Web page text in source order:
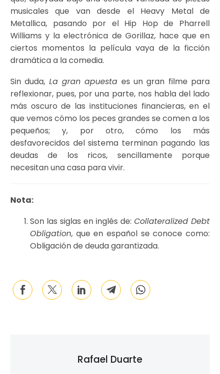
musicales que van desde el Heavy Metal de
Metallica, pasando por el Hip Hop de Pharrell
Williams y la electrónica de Gorillaz, hace que en
ciertos momentos la película vaya de la ficción
dramática a la comedia.
Sin duda, La gran apuesta es un gran filme para
reflexionar, pues, por una parte, nos habla del lado
más oscuro de las instituciones financieras, en el
que vemos cómo los peces grandes se comen a los
pequeños; y, por otro, cómo los más
desfavorecidos del sistema terminan pagando las
deudas de los ricos, sencillamente porque
necesitan una casa para vivir.
Nota:
Son las siglas en inglés de: Collateralized Debt
Obligation, que en español se conoce como:
Obligación de deuda garantizada.
Rafael Duarte